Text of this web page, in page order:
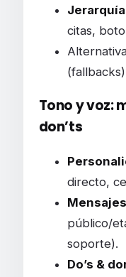
citas,
Tono y voz:
don’ts
directo,
público/
soporte).
Do’s &